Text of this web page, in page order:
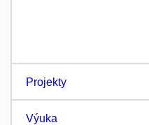
Projekty
Výuka